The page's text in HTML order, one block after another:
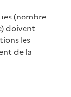
(nombre
doivent
les
de la